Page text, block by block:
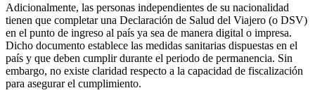
Adicionalmente, las personas independientes de su nacionalidad
tienen que completar una Declaración de Salud del Viajero (o DSV)
en el punto de ingreso al país ya sea de manera digital o impresa.
Dicho documento establece las medidas sanitarias dispuestas en el
país y que deben cumplir durante el periodo de permanencia. Sin
embargo, no existe claridad respecto a la capacidad de fiscalización
para asegurar el cumplimiento.